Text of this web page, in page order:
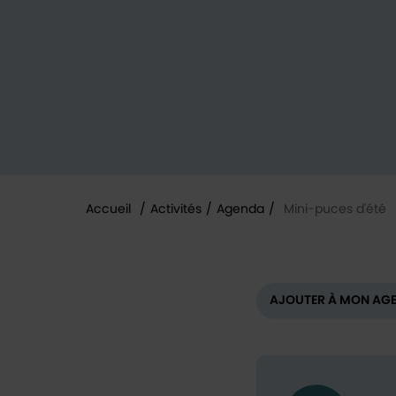
Accueil / Activités / Agenda / Mini-puces d'été
AJOUTER À MON